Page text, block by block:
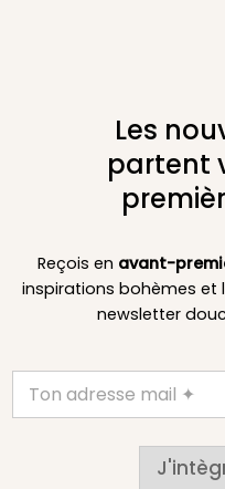
Les
partent
Reçois en avant-
inspirations bohèmes et
newsletter